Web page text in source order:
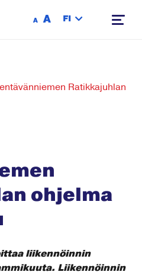
A A FI
Ratikkajuhlan
ohjelma
liikennöinnin
Liikennöinnin